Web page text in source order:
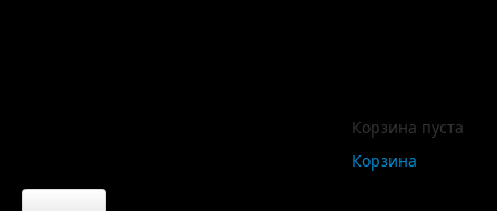
Корзина пуста
Корзина